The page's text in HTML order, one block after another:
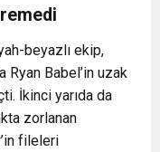
beyazlı ekip,
Babel’in uzak
İkinci yarıda da
zorlanan
fileleri